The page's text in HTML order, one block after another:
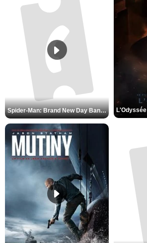
Spider-Man: Brand New Day Bande-annonce VO STFR